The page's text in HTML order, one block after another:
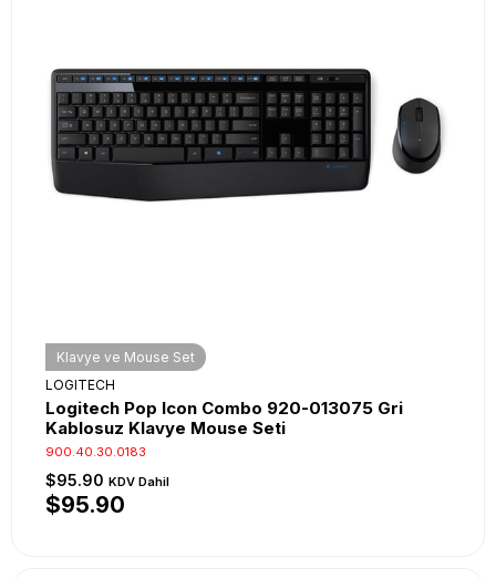
Klavye ve Mouse Set
LOGITECH
Logitech Pop Icon Combo 920-013075 Gri
Kablosuz Klavye Mouse Seti
900.40.30.0183
$95.90 KDV Dahil
$95.90